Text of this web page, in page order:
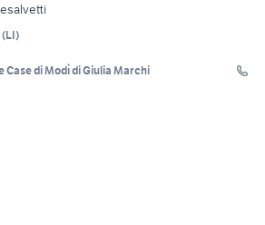
(LI)
Case di Modì di Giulia Marchi